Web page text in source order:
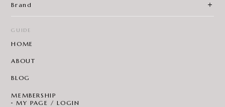
Brand
GUIDE
HOME
ABOUT
BLOG
MEMBERSHIP
MY PAGE / LOGIN